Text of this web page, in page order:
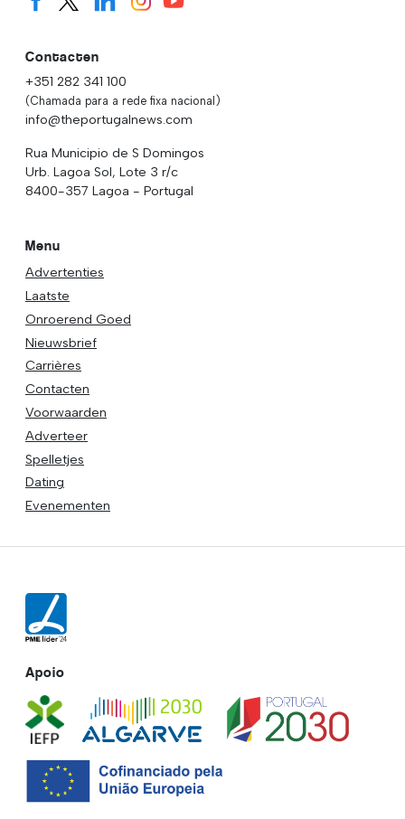
Contacten
+351 282 341 100
(Chamada para a rede fixa nacional)
info@theportugalnews.com
Rua Municipio de S Domingos
Urb. Lagoa Sol, Lote 3 r/c
8400-357 Lagoa - Portugal
Menu
Advertenties
Laatste
Onroerend Goed
Nieuwsbrief
Carrières
Contacten
Voorwaarden
Adverteer
Spelletjes
Dating
Evenementen
Apoio